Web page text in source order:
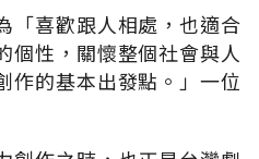
「喜歡跟人相處，也適合
個性，關懷整個社會與人
作的基本出發點。」一位